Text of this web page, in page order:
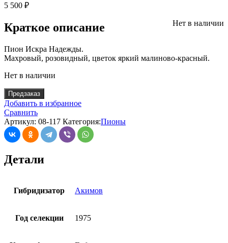
5 500 ₽
Нет в наличии
Краткое описание
Пион Искра Надежды.
Махровый, розовидный, цветок яркий малиново-красный.
Нет в наличии
Предзаказ
Добавить в избранное
Сравнить
Артикул: 08-117 Категория:Пионы
Детали
Гибридизатор Акимов
Год селекции 1975